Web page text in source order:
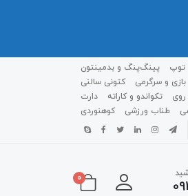
توپ
پینگ‌پنگ و بدمينتون
بازی و سرگرمی
کتونی سالنی
روی تکواندو و کاراته
دارت
طناب ورزشی کوهنوردی
0